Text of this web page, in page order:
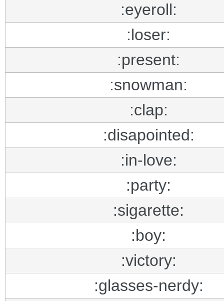
:eyeroll:
:loser:
:present:
:snowman:
:clap:
:disapointed:
:in-love:
:party:
:sigarette:
:boy:
:victory:
:glasses-nerdy: